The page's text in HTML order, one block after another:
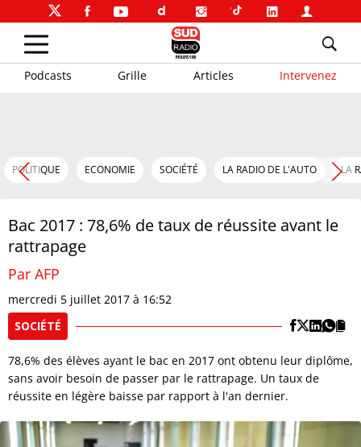
Podcasts Grille Articles Intervenez
POLITIQUE ECONOMIE SOCIÉTÉ LA RADIO DE L'AUTO LA
Bac 2017 : 78,6% de taux de réussite avant le
rattrapage
Par AFP
mercredi 5 juillet 2017 à 16:52
SOCIÉTÉ
78,6% des élèves ayant le bac en 2017 ont obtenu leur diplôme,
sans avoir besoin de passer par le rattrapage. Un taux de
réussite en légère baisse par rapport à l'an dernier.